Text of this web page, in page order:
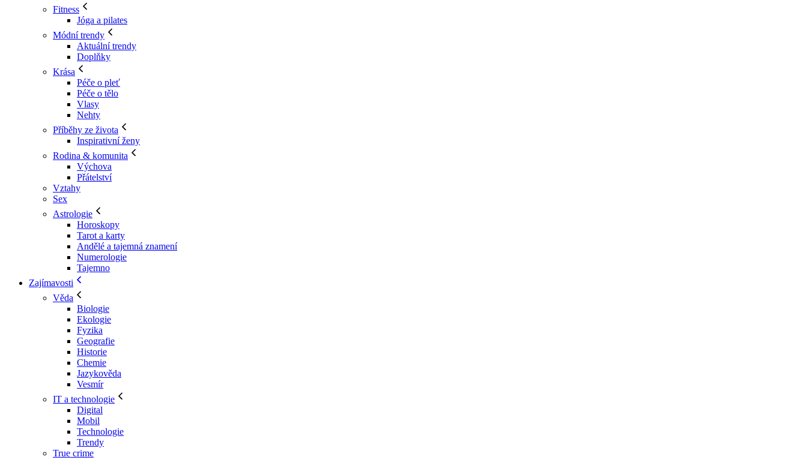
Fitness
Jóga a pilates
Módní trendy
Aktuální trendy
Doplňky
Krása
Péče o pleť
Péče o tělo
Vlasy
Nehty
Příběhy ze života
Inspirativní ženy
Rodina & komunita
Výchova
Přátelství
Vztahy
Sex
Astrologie
Horoskopy
Tarot a karty
Andělé a tajemná znamení
Numerologie
Tajemno
Zajímavosti
Věda
Biologie
Ekologie
Fyzika
Geografie
Historie
Chemie
Jazykověda
Vesmír
IT a technologie
Digital
Mobil
Technologie
Trendy
True crime